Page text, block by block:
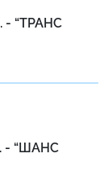
- “ТРАНС
- “ШАНС